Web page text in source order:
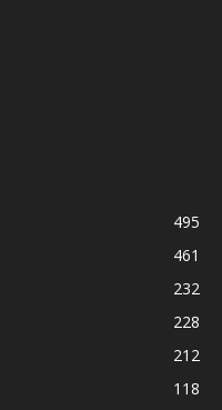
495
461
232
228
212
118